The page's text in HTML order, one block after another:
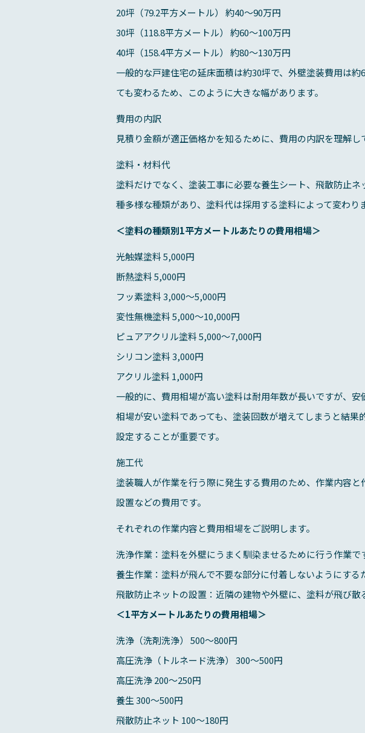
20坪（79.2平方メートル） 約40～90万円
30坪（118.8平方メートル） 約60～100万円
40坪（158.4平方メートル） 約80～130万円
一般的な戸建住宅の延床面積は約30坪で、外壁塗装費用は
ても変わるため、このように大きな幅があります。
費用の内訳
見積り金額が適正価格かを知るために、費用の内訳を理解
塗料・材料代
塗料だけでなく、塗装工事に必要な養生シート、飛散防止
種多様な種類があり、塗料代は採用する塗料によって変わり
＜塗料の種類別1平方メートルあたりの費用相場＞
光触媒塗料 5,000円
断熱塗料 5,000円
フッ素塗料 3,000～5,000円
変性無機塗料 5,000～10,000円
ピュアアクリル塗料 5,000～7,000円
シリコン塗料 3,000円
アクリル塗料 1,000円
一般的に、費用相場が高い塗料は耐用年数が長いですが、
相場が安い塗料であっても、塗装回数が増えてしまうと結
設定することが重要です。
施工代
塗装職人が作業を行う際に発生する費用のため、作業内容
設置などの費用です。
それぞれの作業内容と費用相場をご説明します。
洗浄作業：塗料を外壁にうまく馴染ませるために行う作業
養生作業：塗料が飛んで不要な部分に付着しないようにす
飛散防止ネットの設置：近隣の建物や外壁に、塗料が飛び散
＜1平方メートルあたりの費用相場＞
洗浄（洗剤洗浄） 500～800円
高圧洗浄（トルネード洗浄） 300～500円
高圧洗浄 200～250円
養生 300～500円
飛散防止ネット 100～180円